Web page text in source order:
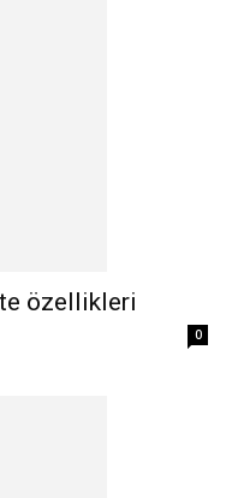
özellikleri
0